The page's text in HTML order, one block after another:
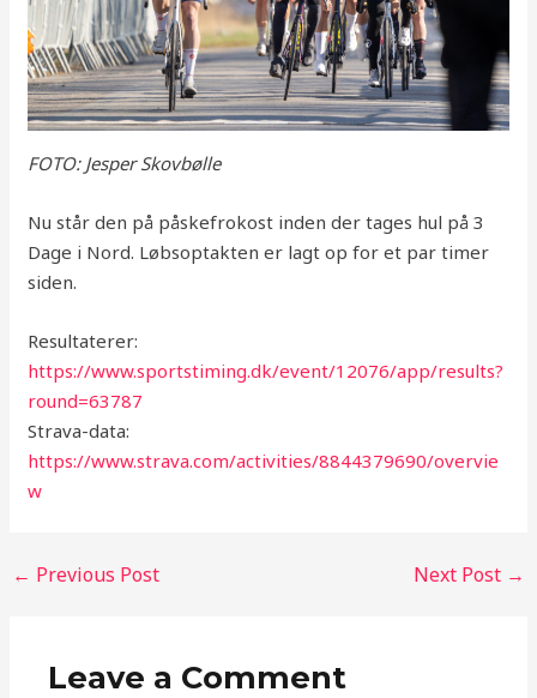
FOTO: Jesper Skovbølle
Nu står den på påskefrokost inden der tages hul på 3
Dage i Nord. Løbsoptakten er lagt op for et par timer
siden.
Resultaterer:
https://www.sportstiming.dk/event/12076/app/results?
round=63787
Strava-data:
https://www.strava.com/activities/8844379690/overvie
w
← Previous Post Next Post →
Leave a Comment